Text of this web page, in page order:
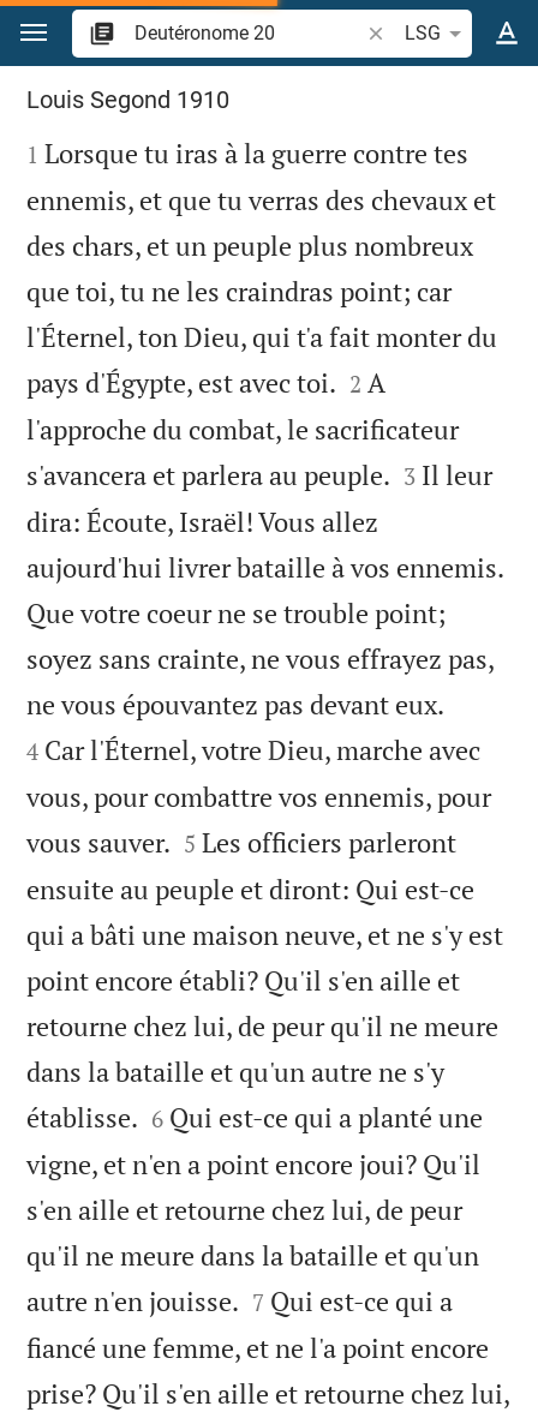
Aller vers contenu
Recherche d'un
LSG
Deutéronome 20
Louis Segond 1910

1 Lorsque tu iras à la guerre contre tes
ennemis, et que tu verras des chevaux et
des chars, et un peuple plus nombreux
que toi, tu ne les craindras point; car
l'Éternel, ton Dieu, qui t'a fait monter du
pays d'Égypte, est avec toi. 

2 A
l'approche du combat, le sacrificateur
s'avancera et parlera au peuple. 

3 Il leur
dira: Écoute, Israël! Vous allez
aujourd'hui livrer bataille à vos ennemis.
Que votre coeur ne se trouble point;
soyez sans crainte, ne vous effrayez pas,
ne vous épouvantez pas devant eux.
4 Car l'Éternel, votre Dieu, marche avec
vous, pour combattre vos ennemis, pour
vous sauver. 

5 Les officiers parleront
ensuite au peuple et diront: Qui est-ce
qui a bâti une maison neuve, et ne s'y est
point encore établi? Qu'il s'en aille et
retourne chez lui, de peur qu'il ne meure
dans la bataille et qu'un autre ne s'y
établisse. 

6 Qui est-ce qui a planté une
vigne, et n'en a point encore joui? Qu'il
s'en aille et retourne chez lui, de peur
qu'il ne meure dans la bataille et qu'un
autre n'en jouisse. 

7 Qui est-ce qui a
fiancé une femme, et ne l'a point encore
prise? Qu'il s'en aille et retourne chez lui,